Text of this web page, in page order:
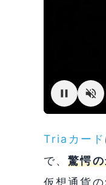
Triaカード
で、驚愕
仮想通貨